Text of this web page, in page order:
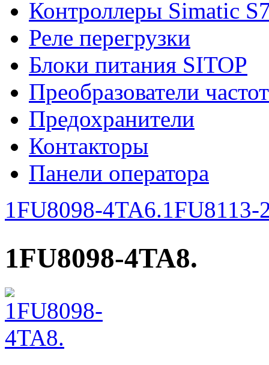
Контроллеры Simatic
Реле перегрузки
Блоки питания SITOP
Преобразователи
Предохранители
Контакторы
Панели оператора
1FU8098-4TA6.1FU8113-
1FU8098-4TA8.